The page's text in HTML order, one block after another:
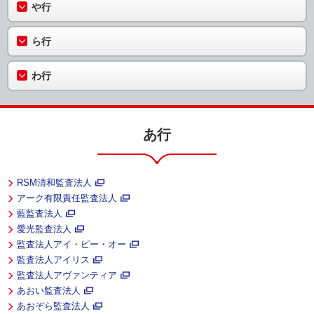
や行
ら行
わ行
あ行
RSM清和監査法人
アーク有限責任監査法人
藍監査法人
愛光監査法人
監査法人アイ・ピー・オー
監査法人アイリス
監査法人アヴァンティア
あおい監査法人
あおぞら監査法人